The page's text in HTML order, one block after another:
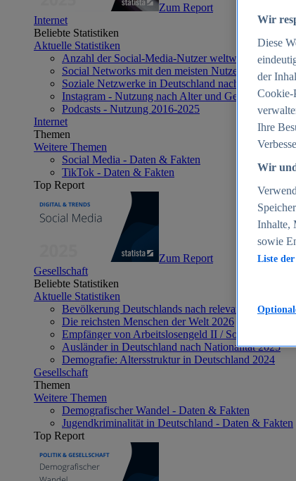
Zum Report
Internet
Beliebte Statistiken
Aktuelle Statistiken
Anzahl der Social-Media-Nutzer weltweit 2012-
Social Networks mit den meisten Nutzern weltweit
Soziale Netzwerke in Deutschland nach
Instagram - Nutzung nach Alter und Geschlecht in
Podcasts - Nutzung 2016-2025
Internet
Themen
Weitere Themen
Social Media - Daten & Fakten
TikTok - Daten & Fakten
Top Report
Zum Report
Gesellschaft
Beliebte Statistiken
Aktuelle Statistiken
Bevölkerung Deutschlands nach relevanten
Die reichsten Menschen der Welt 2026
Empfänger von Arbeitslosengeld II / Sozialgeld /
Ausländer in Deutschland nach Nationalität 2025
Demografie: Altersstruktur in Deutschland 2024
Gesellschaft
Themen
Weitere Themen
Demografischer Wandel - Daten & Fakten
Jugendkriminalität in Deutschland - Daten & Fakten
Top Report
Wir
Diese
der
Cookie-
Ihre
Wir
Inhalte,
sowie
Liste